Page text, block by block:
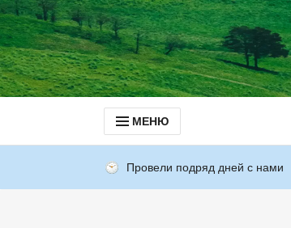
МЕНЮ
Провели подряд дней с нами